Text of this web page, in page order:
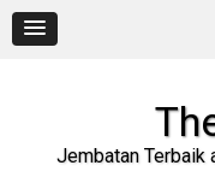
content
Jembatan Terbaik